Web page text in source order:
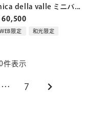
della valle ミニバ...
60,500
WEB限定 和光限定
件表示
… 7